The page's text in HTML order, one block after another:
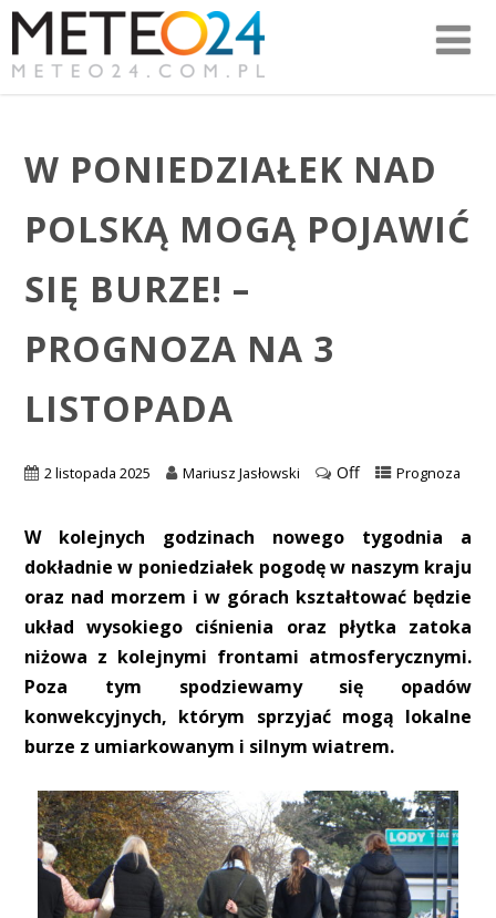
W PONIEDZIAŁEK NAD
POLSKĄ MOGĄ POJAWIĆ
SIĘ BURZE! –
PROGNOZA NA 3
LISTOPADA
2 listopada 2025 Mariusz Jasłowski Off Prognoza
W kolejnych godzinach nowego tygodnia a
dokładnie w poniedziałek pogodę w naszym kraju
oraz nad morzem i w górach kształtować będzie
układ wysokiego ciśnienia oraz płytka zatoka
niżowa z kolejnymi frontami atmosferycznymi.
Poza tym spodziewamy się opadów
konwekcyjnych, którym sprzyjać mogą lokalne
burze z umiarkowanym i silnym wiatrem.